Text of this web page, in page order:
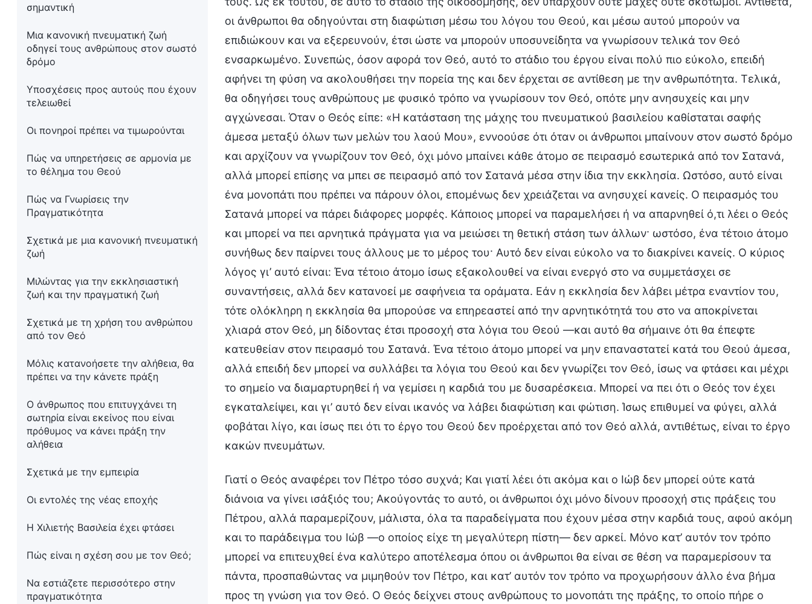
σημαντική
Μια κανονική πνευματική ζωή
οδηγεί τους ανθρώπους στον σωστό
δρόμο
Υποσχέσεις προς αυτούς που έχουν
τελειωθεί
Οι πονηροί πρέπει να τιμωρούνται
Πώς να υπηρετήσεις σε αρμονία με
το θέλημα του Θεού
Πώς να Γνωρίσεις την
Πραγματικότητα
Σχετικά με μια κανονική πνευματική
ζωή
Μιλώντας για την εκκλησιαστική
ζωή και την πραγματική ζωή
Σχετικά με τη χρήση του ανθρώπου
από τον Θεό
Μόλις κατανοήσετε την αλήθεια, θα
πρέπει να την κάνετε πράξη
Ο άνθρωπος που επιτυγχάνει τη
σωτηρία είναι εκείνος που είναι
πρόθυμος να κάνει πράξη την
αλήθεια
Σχετικά με την εμπειρία
Οι εντολές της νέας εποχής
Η Χιλιετής Βασιλεία έχει φτάσει
Πώς είναι η σχέση σου με τον Θεό;
Να εστιάζετε περισσότερο στην
πραγματικότητα
οι άνθρωποι θα οδηγούνται στη διαφώτιση μέσω του λόγου του Θεού, και μέσω αυτού μπορούν να
επιδιώκουν και να εξερευνούν, έτσι ώστε να μπορούν υποσυνείδητα να γνωρίσουν τελικά τον Θεό
ενσαρκωμένο. Συνεπώς, όσον αφορά τον Θεό, αυτό το στάδιο του έργου είναι πολύ πιο εύκολο, επειδή
αφήνει τη φύση να ακολουθήσει την πορεία της και δεν έρχεται σε αντίθεση με την ανθρωπότητα. Τελικά,
θα οδηγήσει τους ανθρώπους με φυσικό τρόπο να γνωρίσουν τον Θεό, οπότε μην ανησυχείς και μην
αγχώνεσαι. Όταν ο Θεός είπε: «Η κατάσταση της μάχης του πνευματικού βασιλείου καθίσταται σαφής
άμεσα μεταξύ όλων των μελών του λαού Μου», εννοούσε ότι όταν οι άνθρωποι μπαίνουν στον σωστό δρόμο
και αρχίζουν να γνωρίζουν τον Θεό, όχι μόνο μπαίνει κάθε άτομο σε πειρασμό εσωτερικά από τον Σατανά,
αλλά μπορεί επίσης να μπει σε πειρασμό από τον Σατανά μέσα στην ίδια την εκκλησία. Ωστόσο, αυτό είναι
ένα μονοπάτι που πρέπει να πάρουν όλοι, επομένως δεν χρειάζεται να ανησυχεί κανείς. Ο πειρασμός του
Σατανά μπορεί να πάρει διάφορες μορφές. Κάποιος μπορεί να παραμελήσει ή να απαρνηθεί ό,τι λέει ο Θεός
και μπορεί να πει αρνητικά πράγματα για να μειώσει τη θετική στάση των άλλων· ωστόσο, ένα τέτοιο άτομο
συνήθως δεν παίρνει τους άλλους με το μέρος του· Αυτό δεν είναι εύκολο να το διακρίνει κανείς. Ο κύριος
λόγος γι’ αυτό είναι: Ένα τέτοιο άτομο ίσως εξακολουθεί να είναι ενεργό στο να συμμετάσχει σε
συναντήσεις, αλλά δεν κατανοεί με σαφήνεια τα οράματα. Εάν η εκκλησία δεν λάβει μέτρα εναντίον του,
τότε ολόκληρη η εκκλησία θα μπορούσε να επηρεαστεί από την αρνητικότητά του στο να αποκρίνεται
χλιαρά στον Θεό, μη δίδοντας έτσι προσοχή στα λόγια του Θεού —και αυτό θα σήμαινε ότι θα έπεφτε
κατευθείαν στον πειρασμό του Σατανά. Ένα τέτοιο άτομο μπορεί να μην επαναστατεί κατά του Θεού άμεσα,
αλλά επειδή δεν μπορεί να συλλάβει τα λόγια του Θεού και δεν γνωρίζει τον Θεό, ίσως να φτάσει και μέχρι
το σημείο να διαμαρτυρηθεί ή να γεμίσει η καρδιά του με δυσαρέσκεια. Μπορεί να πει ότι ο Θεός τον έχει
εγκαταλείψει, και γι’ αυτό δεν είναι ικανός να λάβει διαφώτιση και φώτιση. Ίσως επιθυμεί να φύγει, αλλά
φοβάται λίγο, και ίσως πει ότι το έργο του Θεού δεν προέρχεται από τον Θεό αλλά, αντιθέτως, είναι το έργο
κακών πνευμάτων.
Γιατί ο Θεός αναφέρει τον Πέτρο τόσο συχνά; Και γιατί λέει ότι ακόμα και ο Ιώβ δεν μπορεί ούτε κατά
διάνοια να γίνει ισάξιός του; Ακούγοντάς το αυτό, οι άνθρωποι όχι μόνο δίνουν προσοχή στις πράξεις του
Πέτρου, αλλά παραμερίζουν, μάλιστα, όλα τα παραδείγματα που έχουν μέσα στην καρδιά τους, αφού ακόμη
και το παράδειγμα του Ιώβ —ο οποίος είχε τη μεγαλύτερη πίστη— δεν αρκεί. Μόνο κατ’ αυτόν τον τρόπο
μπορεί να επιτευχθεί ένα καλύτερο αποτέλεσμα όπου οι άνθρωποι θα είναι σε θέση να παραμερίσουν τα
πάντα, προσπαθώντας να μιμηθούν τον Πέτρο, και κατ’ αυτόν τον τρόπο να προχωρήσουν άλλο ένα βήμα
προς τη γνώση για τον Θεό. Ο Θεός δείχνει στους ανθρώπους το μονοπάτι της πράξης, το οποίο πήρε ο